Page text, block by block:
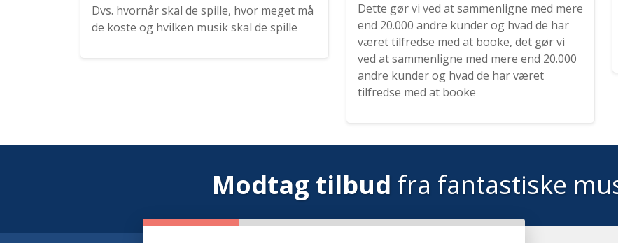
Dvs. hvornår skal de spille, hvor meget må
de koste og hvilken musik skal de spille
Dette gør vi ved at sammenligne med mere
end 20.000 andre kunder og hvad de har
været tilfredse med at booke, det gør vi
ved at sammenligne med mere end 20.000
andre kunder og hvad de har været
tilfredse med at booke
Modtag tilbud fra fantastiske